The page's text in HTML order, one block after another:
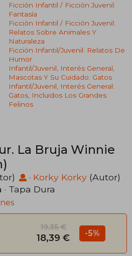
Ficción Infantil / Ficción Juvenil:
Fantasía
Ficción Infantil / Ficción Juvenil:
Relatos Sobre Animales Y
Naturaleza
Ficción Infantil/juvenil: Relatos De
Humor
Infantil/juvenil, Interés General,
Mascotas Y Su Cuidado: Gatos
Infantil/juvenil, Interés General:
Gatos, Incluidos Los Grandes
Felinos
La Bruja Winnie
· Korky Korky (Autor)
· Tapa Dura
19,35 €
18,39 € -5%